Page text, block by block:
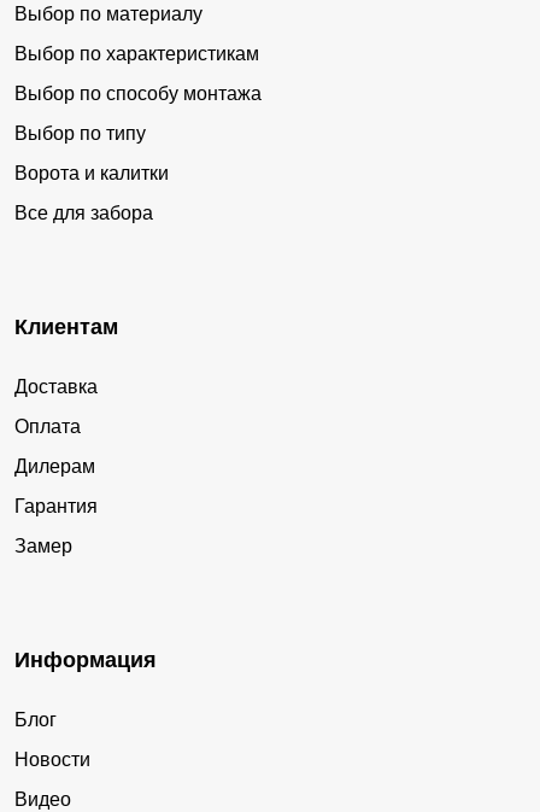
Выбор по материалу
Выбор по характеристикам
Выбор по способу монтажа
Выбор по типу
Ворота и калитки
Все для забора
Клиентам
Доставка
Оплата
Дилерам
Гарантия
Замер
Информация
Блог
Новости
Видео